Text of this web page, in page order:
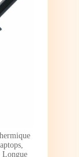
Longue